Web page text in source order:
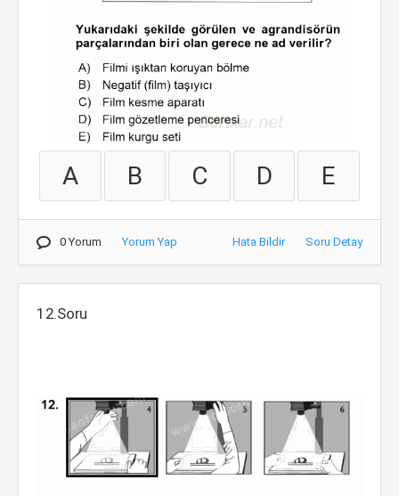
A B C D E
0 Yorum Yorum Yap Hata Bildir Soru Detay
12.Soru